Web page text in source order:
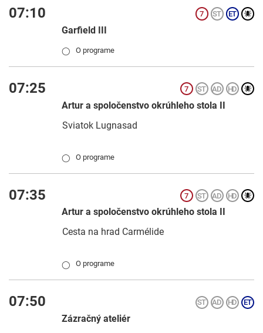
07:10
Garfield III
◯ O programe
07:25
Artur a spoločenstvo okrúhleho stola II
Sviatok Lugnasad
◯ O programe
07:35
Artur a spoločenstvo okrúhleho stola II
Cesta na hrad Carmélide
◯ O programe
07:50
Zázračný ateliér